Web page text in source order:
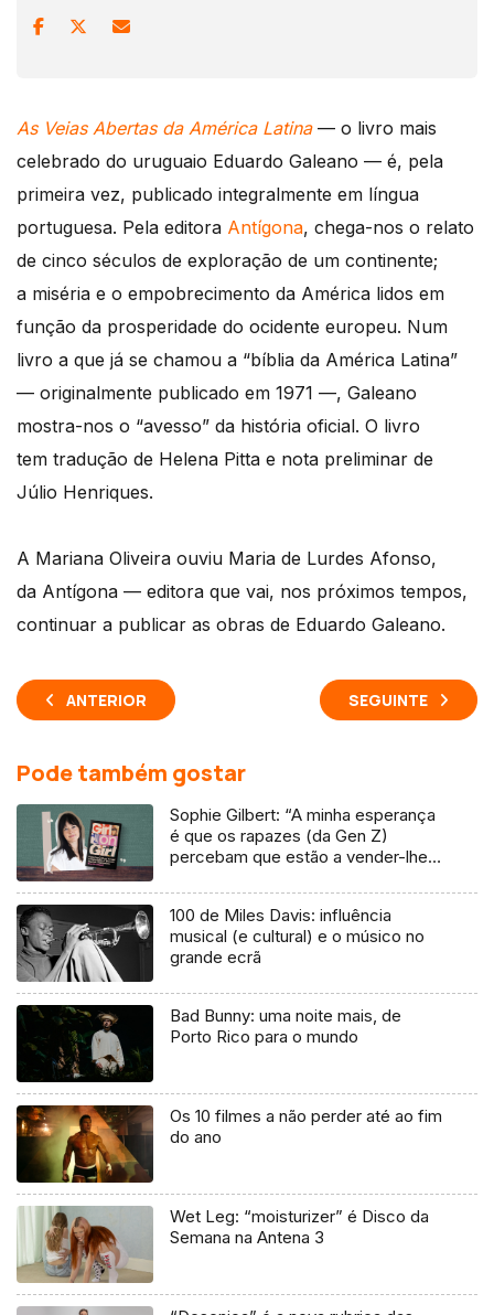
As Veias Abertas da América Latina— o livro mais
celebrado do uruguaio Eduardo Galeano — é, pela
primeira vez, publicado integralmente em língua
portuguesa. Pela editora Antígona, chega-nos o relato
de cinco séculos de exploração de um continente;
a miséria e o empobrecimento da América lidos em
função da prosperidade do ocidente europeu. Num
livro a que já se chamou a “bíblia da América Latina”
— originalmente publicado em 1971 —, Galeano
mostra-nos o “avesso” da história oficial. O livro
tem tradução de Helena Pitta e nota preliminar de
Júlio Henriques.
A Mariana Oliveira ouviu Maria de Lurdes Afonso,
da Antígona — editora que vai, nos próximos tempos,
continuar a publicar as obras de Eduardo Galeano.
ANTERIOR SEGUINTE
Pode também gostar
Sophie Gilbert: “A minha esperança
é que os rapazes (da Gen Z)
percebam que estão a vender-lhes
100 de Miles Davis: influência
musical (e cultural) e o músico no
grande ecrã
Bad Bunny: uma noite mais, de
Porto Rico para o mundo
Os 10 filmes a não perder até ao fim
do ano
Wet Leg: “moisturizer” é Disco da
Semana na Antena 3